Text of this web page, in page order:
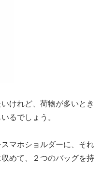
けれど、荷物が多いとき
るでしょう。
マホショルダーに、それ
めて、２つのバッグを持